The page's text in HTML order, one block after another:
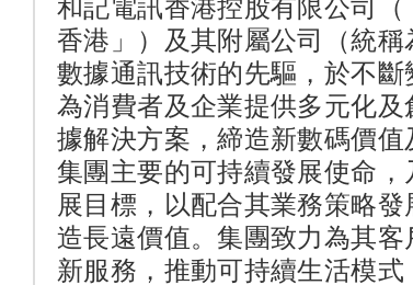
和記電訊香港控股有限公司
香港」）及其附屬公司（統
數據通訊技術的先驅，於不斷
為消費者及企業提供多元化
據解決方案，締造新數碼價值
集團主要的可持續發展使命
展目標，以配合其業務策略發
造長遠價值。集團致力為其客
新服務，推動可持續生活模